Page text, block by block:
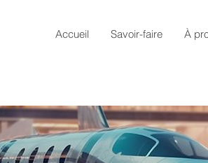
Accueil Savoir-faire À